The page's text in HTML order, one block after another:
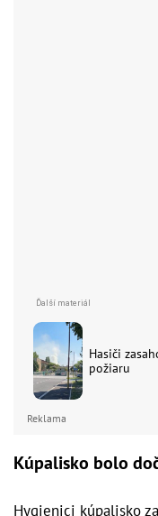
Hasiči
požiaru
Reklama
Kúpalisko bolo
Hygienici kúpalisko